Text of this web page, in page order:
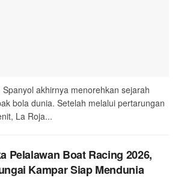
Spanyol akhirnya menorehkan sejarah
bola dunia. Setelah melalui pertarungan
La Roja...
Pelalawan Boat Racing 2026,
Kampar Siap Mendunia